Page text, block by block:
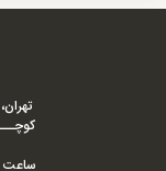
ساعت